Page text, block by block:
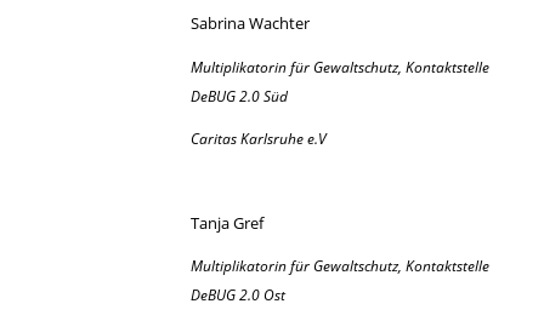
Sabrina Wachter
Multiplikatorin für Gewaltschutz, Kontaktstelle
DeBUG 2.0 Süd
Caritas Karlsruhe e.V
Tanja Gref
Multiplikatorin für Gewaltschutz, Kontaktstelle
DeBUG 2.0 Ost